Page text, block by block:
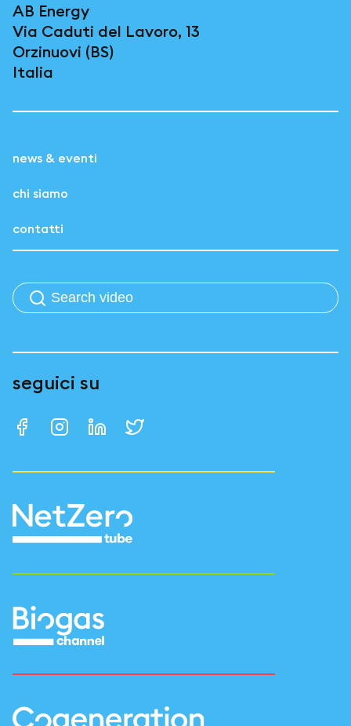
AB Energy
Via Caduti del Lavoro, 13
Orzinuovi (BS)
Italia
news & eventi
chi siamo
contatti
seguici su